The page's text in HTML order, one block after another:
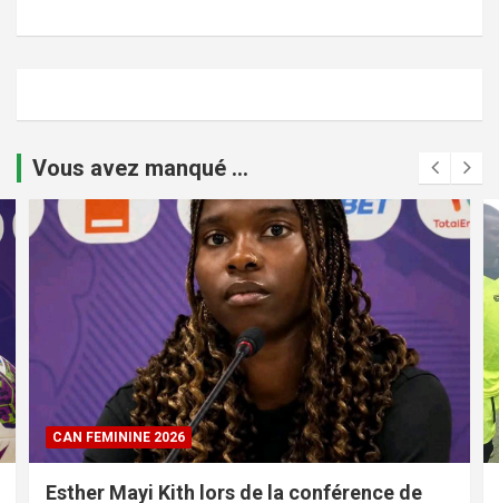
Vous avez manqué ...
CAN FEMININE 2026
Esther Mayi Kith lors de la conférence de